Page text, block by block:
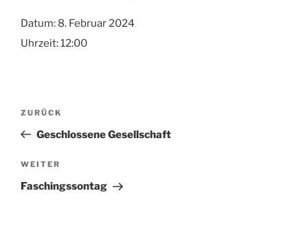
Datum: 8. Februar 2024
Uhrzeit:12:00
Beitragsnavigation
Vorheriger
Beitrag
ZURÜCK
Geschlossene Gesellschaft
Nächster
Beitrag
WEITER
Faschingssontag